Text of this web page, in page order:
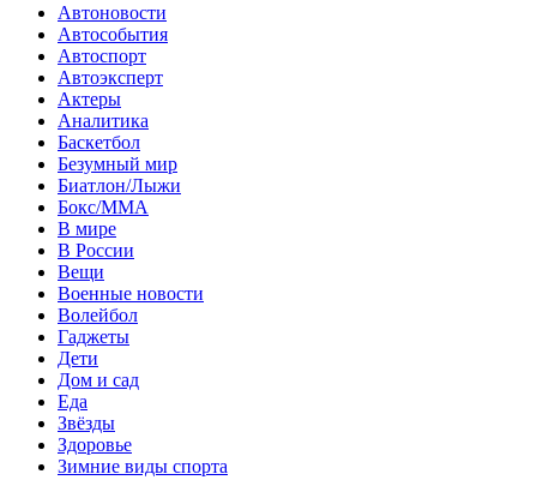
Автоновости
Автособытия
Автоспорт
Автоэксперт
Актеры
Аналитика
Баскетбол
Безумный мир
Биатлон/Лыжи
Бокс/MMA
В мире
В России
Вещи
Военные новости
Волейбол
Гаджеты
Дети
Дом и сад
Еда
Звёзды
Здоровье
Зимние виды спорта